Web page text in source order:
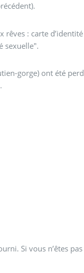
: carte
sexuelle".
gorge) ont été
Si vous n’êtes